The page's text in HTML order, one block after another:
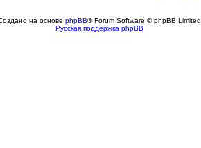
на основе phpBB® Forum Software © phpBB Limited
Русская поддержка phpBB